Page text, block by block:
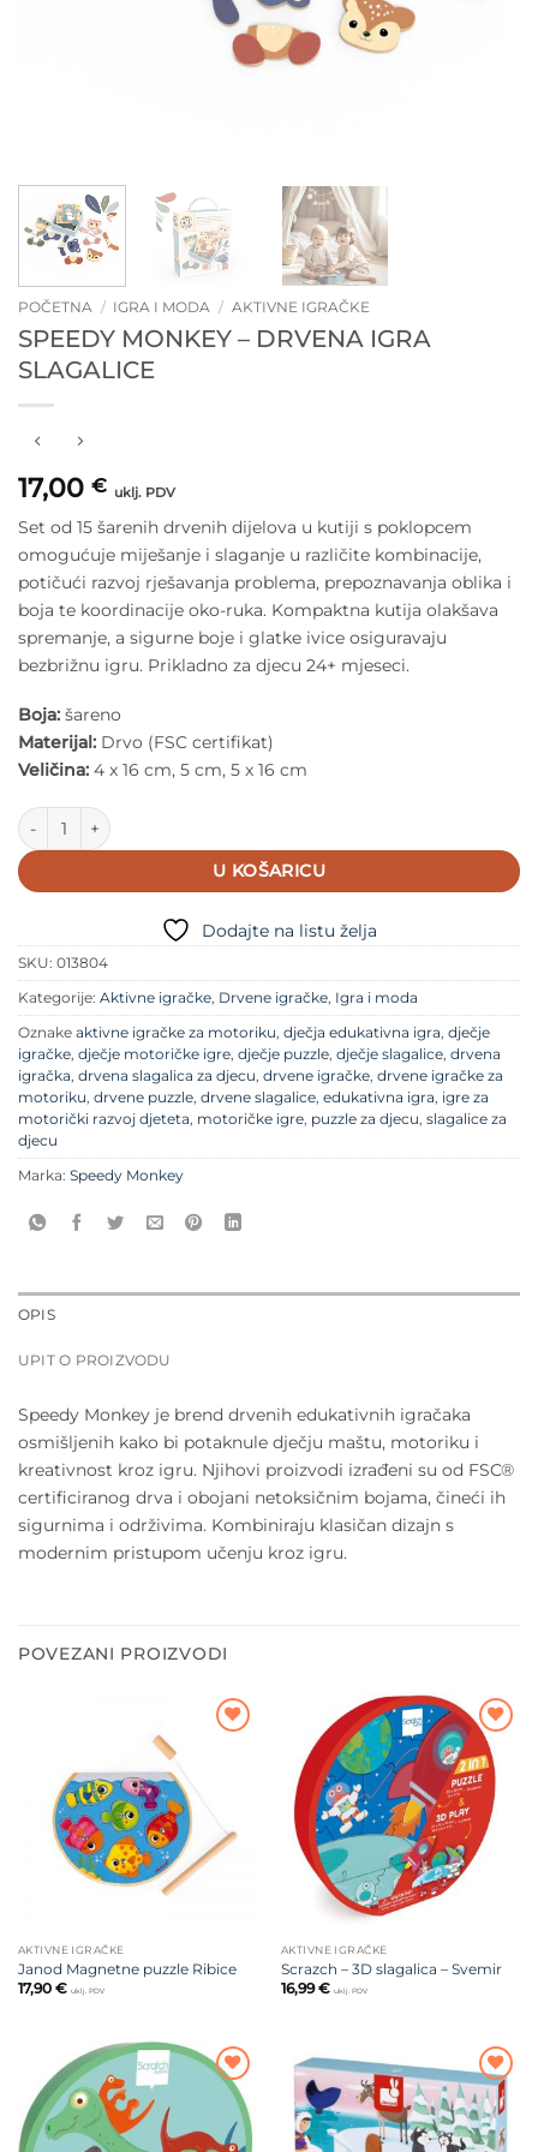
POČETNA / IGRA I MODA / AKTIVNE IGRAČKE
SPEEDY MONKEY – DRVENA IGRA
SLAGALICE
17,00 € uklj. PDV
Set od 15 šarenih drvenih dijelova u kutiji s poklopcem
omogućuje miješanje i slaganje u različite kombinacije,
potičući razvoj rješavanja problema, prepoznavanja oblika i
boja te koordinacije oko-ruka. Kompaktna kutija olakšava
spremanje, a sigurne boje i glatke ivice osiguravaju
bezbrižnu igru. Prikladno za djecu 24+ mjeseci.
Boja: šareno
Materijal: Drvo (FSC certifikat)
Veličina: 4 x 16 cm, 5 cm, 5 x 16 cm
Speedy Monkey - Drvena igra slagalice količina
U KOŠARICU
Dodajte na listu želja
SKU: 013804
Kategorije: Aktivne igračke, Drvene igračke, Igra i moda
Oznake aktivne igračke za motoriku, dječja edukativna igra, dječje
igračke, dječje motoričke igre, dječje puzzle, dječje slagalice, drvena
igračka, drvena slagalica za djecu, drvene igračke, drvene igračke za
motoriku, drvene puzzle, drvene slagalice, edukativna igra, igre za
motorički razvoj djeteta, motoričke igre, puzzle za djecu, slagalice za
djecu
Marka: Speedy Monkey
OPIS
UPIT O PROIZVODU
Speedy Monkey je brend drvenih edukativnih igračaka
osmišljenih kako bi potaknule dječju maštu, motoriku i
kreativnost kroz igru. Njihovi proizvodi izrađeni su od FSC®
certificiranog drva i obojani netoksičnim bojama, čineći ih
sigurnima i održivima. Kombiniraju klasičan dizajn s
modernim pristupom učenju kroz igru.
POVEZANI PROIZVODI
AKTIVNE IGRAČKE
Janod Magnetne puzzle Ribice
17,90 € uklj. PDV
Dodajte
na listu
želja
AKTIVNE IGRAČKE
Scrazch – 3D slagalica – Svemir
16,99€ uklj. PDV
Dodajte
na listu
želja
Dodajte
na listu
želja